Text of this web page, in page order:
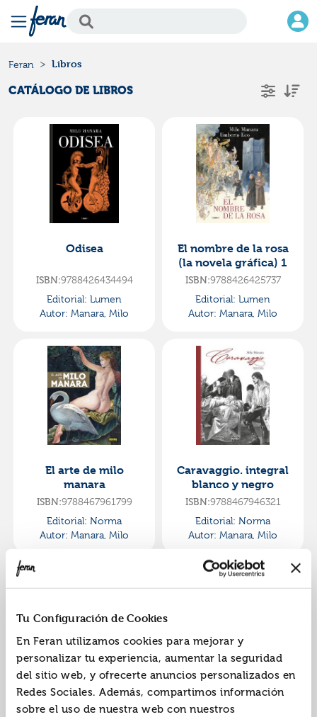
Tu Configuración de Cookies
En Feran utilizamos cookies para mejorar y
personalizar tu experiencia, aumentar la seguridad
del sitio web, y ofrecerte anuncios personalizados en
Redes Sociales. Además, compartimos información
sobre el uso de nuestra web con nuestros
Feran Libros
CATÁLOGO DE LIBROS
Odisea
ISBN:9788426434494
Editorial: Lumen
Autor: Manara, Milo
El nombre de la rosa
(la novela gráfica) 1
ISBN:9788426425737
Editorial: Lumen
Autor: Manara, Milo
El arte de milo
manara
ISBN:9788467961799
Editorial: Norma
Autor: Manara, Milo
Caravaggio. integral
blanco y negro
ISBN:9788467946321
Editorial: Norma
Autor: Manara, Milo
El nom de la rosa.
edicio integral